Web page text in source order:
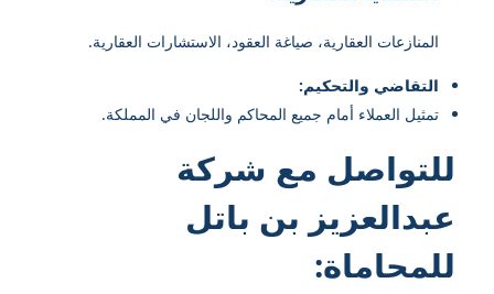
المنازعات العقارية، صياغة العقود، الاستشارات العقارية.
التقاضي والتحكيم:
تمثيل العملاء أمام جميع المحاكم واللجان في المملكة.
للتواصل مع شركة
عبدالعزيز بن باتل
للمحاماة: